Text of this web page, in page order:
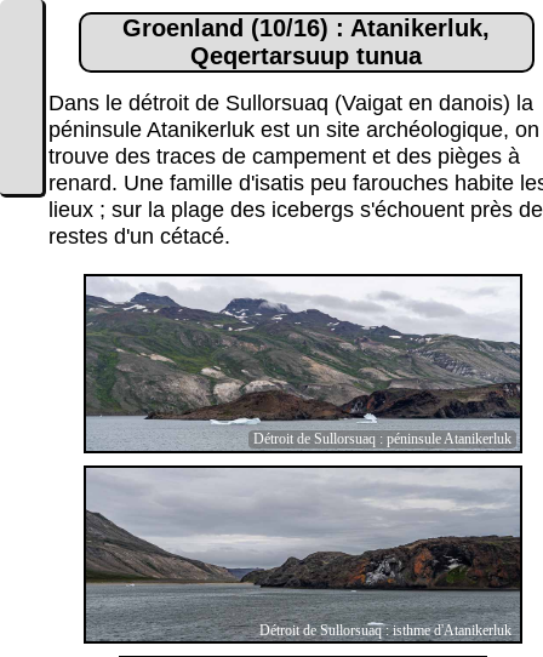
Groenland (10/16) : Atanikerluk,
Qeqertarsuup tunua
Dans le détroit de Sullorsuaq (Vaigat en danois) la
péninsule Atanikerluk est un site archéologique,
trouve des traces de campement et des pièges à
renard. Une famille d'isatis peu farouches habite
lieux ; sur la plage des icebergs s'échouent près
restes d'un cétacé.
Détroit de Sullorsuaq : péninsule Atanikerluk
Détroit de Sullorsuaq : isthme d'Atanikerluk